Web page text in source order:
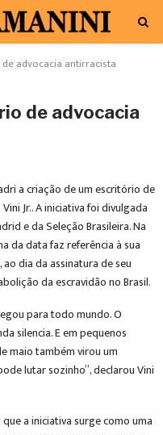
advocacia antirracista
de advocacia
a criação de um escritório de
Jr.. A iniciativa foi divulgada
e da Seleção Brasileira. Na
da data faz referência à sua
dia da assinatura de seu
da escravidão no Brasil.
para todo mundo. O
silencia. E em pequenos
maio também virou um
lutar sozinho”, declarou Vini
a iniciativa surge como uma